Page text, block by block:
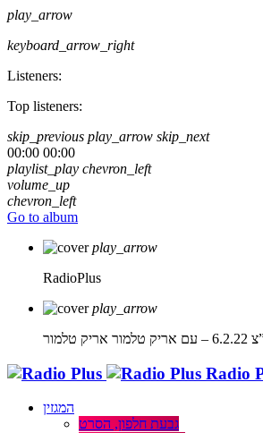
play_arrow
keyboard_arrow_right
Listeners:
Top listeners:
skip_previous play_arrow skip_next
00:00 00:00
playlist_play chevron_left
volume_up
chevron_left
Go to album
play_arrow
RadioPlus
play_arrow
אריק טלמור
Radio
המגזין
גבעת חלפון, הסרט